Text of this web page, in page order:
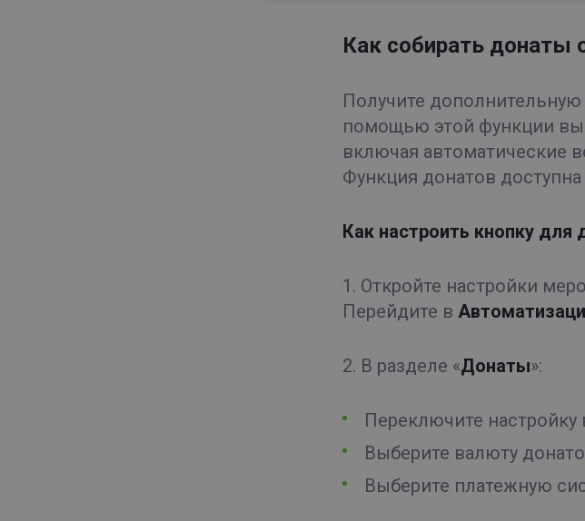
Как собирать донаты
Получите
помощью этой функции вы
включая автоматические
Функция донатов
Как настроить кнопку для
1. Откройте настройки
Перейдите в
2. В разделе «Донаты»:
Переключите
Выберите валюту
Выберите платежную